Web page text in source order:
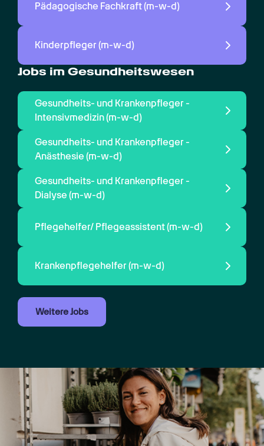
Pädagogische Fachkraft (m-w-d)
Kinderpfleger (m-w-d)
Jobs im Gesundheitswesen
Gesundheits- und Krankenpfleger -
Intensivmedizin (m-w-d)
Gesundheits- und Krankenpfleger -
Anästhesie (m-w-d)
Gesundheits- und Krankenpfleger -
Dialyse (m-w-d)
Pflegehelfer/ Pflegeassistent (m-w-d)
Krankenpflegehelfer (m-w-d)
Weitere Jobs